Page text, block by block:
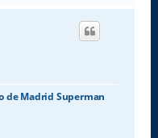
r
de Madrid Superman